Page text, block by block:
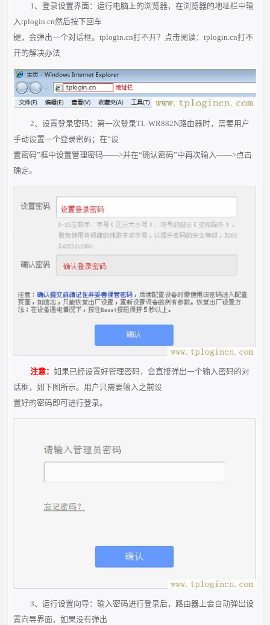
1、登录设置界面：运行电脑上的浏览器，在浏览器的地址栏中输
入tplogin.cn然后按下回车
键，会弹出一个对话框。tplogin.cn打不开？点击阅读：tplogin.cn打不
开的解决办法
2、设置登录密码：第一次登录TL-WR882N路由器时，需要用户
手动设置一个登录密码；在“设
置密码”框中设置管理密码——>并在“确认密码”中再次输入——>点击
确定。
注意： 如果已经设置好管理密码，会直接弹出一个输入密码的对
话框，如下图所示。用户只需要输入之前设
置好的密码即可进行登录。
3、运行设置向导：输入密码进行登录后，路由器上会自动弹出设
置向导界面，如果没有弹出